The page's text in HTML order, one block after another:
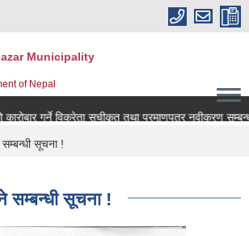
Municipality
of Nepal
गर्ने विक्रेता सूचीकृत तथा प्रमाणपत्र नवीकरण
सूचना !
सम्बन्धी सूचना !